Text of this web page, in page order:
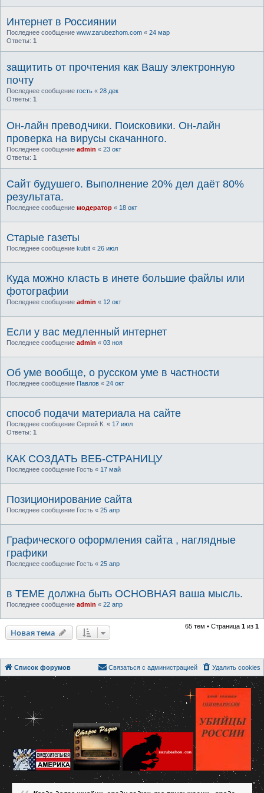
Интернет в Россиянии
Последнее сообщение www.zarubezhom.com « 24 мар
Ответы: 1
защитить от прочтения как Вашу электронную
почту
Последнее сообщение гость « 28 дек
Ответы: 1
Он-лайн преводчики. Поисковики. Он-лайн
проверка на вирусы скачанного.
Последнее сообщение admin « 23 окт
Ответы: 1
Сайт будушего. Выполнение 20% дел даёт 80%
результата.
Последнее сообщение модератор « 18 окт
Старые газеты
Последнее сообщение kubit « 26 июл
Куда можно класть в инете большие файлы или
фотографии
Последнее сообщение admin « 12 окт
Если у вас медленный интернет
Последнее сообщение admin « 03 ноя
Об уме вообще, о русском уме в частности
Последнее сообщение Павлов « 24 окт
способ подачи материала на сайте
Последнее сообщение Сергей К. « 17 июл
Ответы: 1
КАК СОЗДАТЬ ВЕБ-СТРАНИЦУ
Последнее сообщение Гость « 17 май
Позиционирование сайта
Последнее сообщение Гость « 25 апр
Графического оформления сайта , наглядные
графики
Последнее сообщение Гость « 25 апр
в ТЕМЕ должна быть ОСНОВНАЯ ваша мысль.
Последнее сообщение admin « 22 апр
Новая тема
65 тем • Страница 1 из 1
Список форумов Удалить cookies
Связаться с администрацией